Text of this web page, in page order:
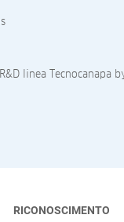
linea Tecnocanapa
RICONOSCIMENTO